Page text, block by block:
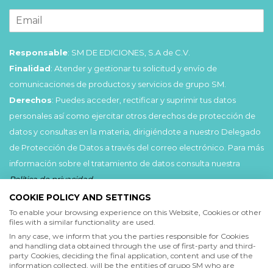
Responsable: SM DE EDICIONES, S.A de C.V.
Finalidad: Atender y gestionar tu solicitud y envío de
comunicaciones de productos y servicios de grupo SM.
Derechos: Puedes acceder, rectificar y suprimir tus datos
personales así como ejercitar otros derechos de protección de
datos y consultas en la materia, dirigiéndote a nuestro Delegado
de Protección de Datos a través del correo electrónico. Para más
información sobre el tratamiento de datos consulta nuestra
Política de privacidad.
He leído y acepto lasCondiciones de uso
Política de privacidad
COOKIE POLICY AND SETTINGS
To enable your browsing experience on this Website, Cookies or other
files with a similar functionality are used.
In any case, we inform that you the parties responsible for Cookies
and handling data obtained through the use of first-party and third-
party Cookies, deciding the final application, content and use of the
information collected, will be the entities of grupo SM who are